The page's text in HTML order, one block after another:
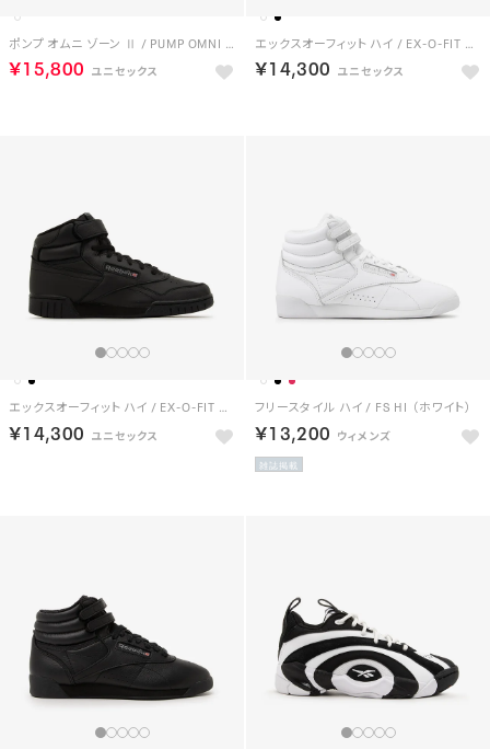
ポンプ オムニ ゾーン Ⅱ / PUMP OMNI ZONE II （ホワイト）
￥15,800
エックスオーフィット ハイ / EX-O-FIT HI （ホワイト）
￥14,300
エックスオーフィット ハイ / EX-O-FIT HI （ブラック）
￥14,300
フリースタイル ハイ / FS HI （ホワイト）
￥13,200
雑誌掲載